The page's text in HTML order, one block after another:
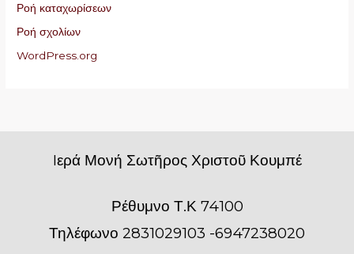
Ροή καταχωρίσεων
Ροή σχολίων
WordPress.org
Iερά Μονή Σωτῆρος Χριστοῦ Κουμπέ
Ρέθυμνο Τ.Κ 74100
Τηλέφωνο 2831029103 -6947238020